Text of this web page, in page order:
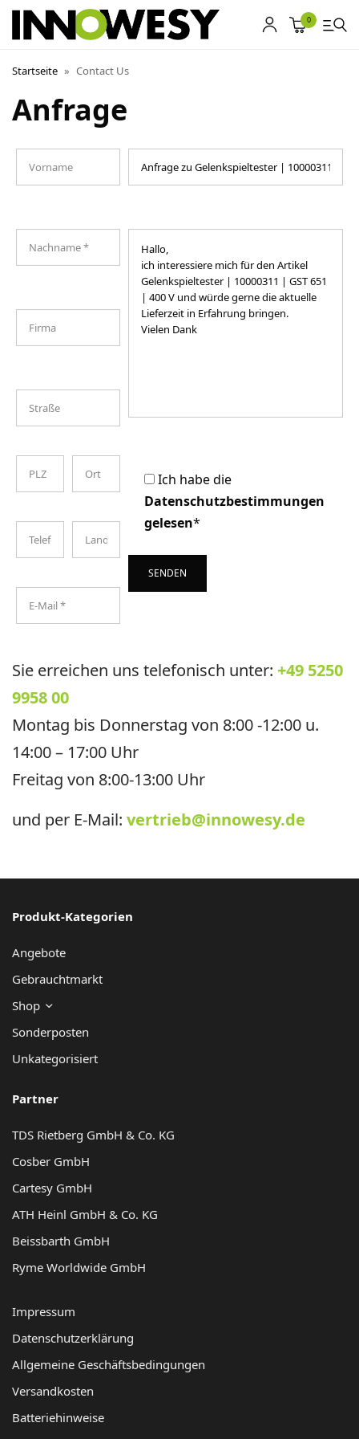
0
Startseite » Contact Us
Anfrage
Ich habe die
Datenschutzbestimmungen
gelesen*
A
lt
e
r
n
ti
e
Sie erreichen uns telefonisch unter:+49 5250
9958 00
Montag bis Donnerstag von 8:00 -12:00 u.
14:00 – 17:00 Uhr
Freitag von 8:00-13:00 Uhr
und per E-Mail:vertrieb@innowesy.de
Produkt-Kategorien
Angebote
Gebrauchtmarkt
Shop
Sonderposten
Unkategorisiert
Partner
TDS Rietberg GmbH & Co. KG
Cosber GmbH
Cartesy GmbH
ATH Heinl GmbH & Co. KG
Beissbarth GmbH
Ryme Worldwide GmbH
Impressum
Datenschutzerklärung
Allgemeine Geschäftsbedingungen
Versandkosten
Batteriehinweise
Shop
Ankauf
Kontakt